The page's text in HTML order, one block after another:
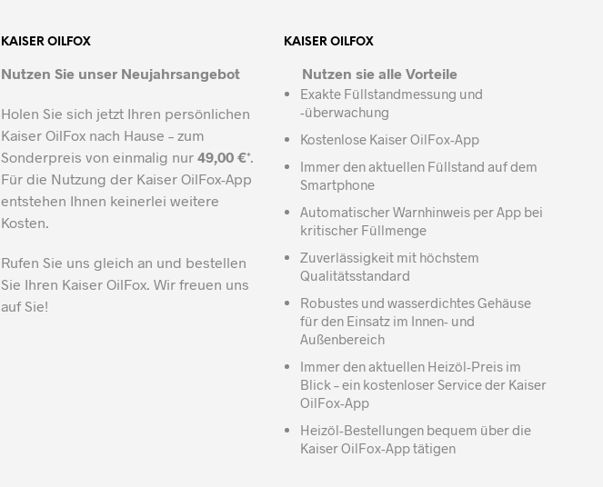
KAISER OILFOX
Nutzen Sie unser Neujahrsangebot
Holen Sie sich jetzt Ihren persönlichen
Kaiser OilFox nach Hause – zum
Sonderpreis von einmalig nur 49,00 €*.
Für die Nutzung der Kaiser OilFox-App
entstehen Ihnen keinerlei weitere
Kosten.
Rufen Sie uns gleich an und bestellen
Sie Ihren Kaiser OilFox. Wir freuen uns
auf Sie!
KAISER OILFOX
Nutzen sie alle Vorteile
Exakte Füllstandmessung und
-überwachung
Kostenlose Kaiser OilFox-App
Immer den aktuellen Füllstand auf dem
Smartphone
Automatischer Warnhinweis per App bei
kritischer Füllmenge
Zuverlässigkeit mit höchstem
Qualitätsstandard
Robustes und wasserdichtes Gehäuse
für den Einsatz im Innen- und
Außenbereich
Immer den aktuellen Heizöl-Preis im
Blick – ein kostenloser Service der Kaiser
OilFox-App
Heizöl-Bestellungen bequem über die
Kaiser OilFox-App tätigen